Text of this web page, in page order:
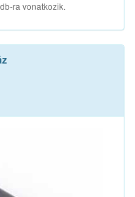
ra vonatkozik.